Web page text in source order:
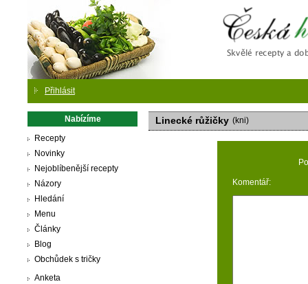
Přihlásit
Nabízíme
Recepty
Novinky
Nejoblíbenější recepty
Názory
Hledání
Menu
Články
Blog
Obchůdek s tričky
Anketa
Linecké růžičky (kni)
Komentář: